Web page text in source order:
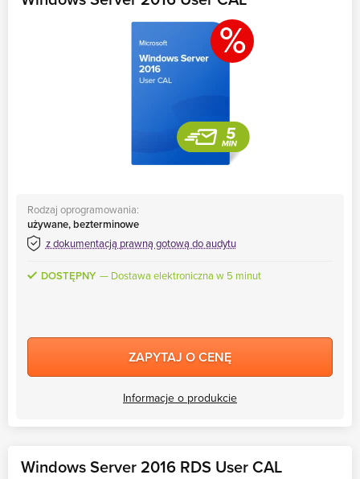
%
Rodzaj oprogramowania:
używane, bezterminowe
z dokumentacją prawną gotową do audytu
DOSTĘPNY Dostawa elektroniczna w 5 minut
ZAPYTAJ O CENĘ
Informacje o produkcie
Windows Server 2016 RDS User CAL